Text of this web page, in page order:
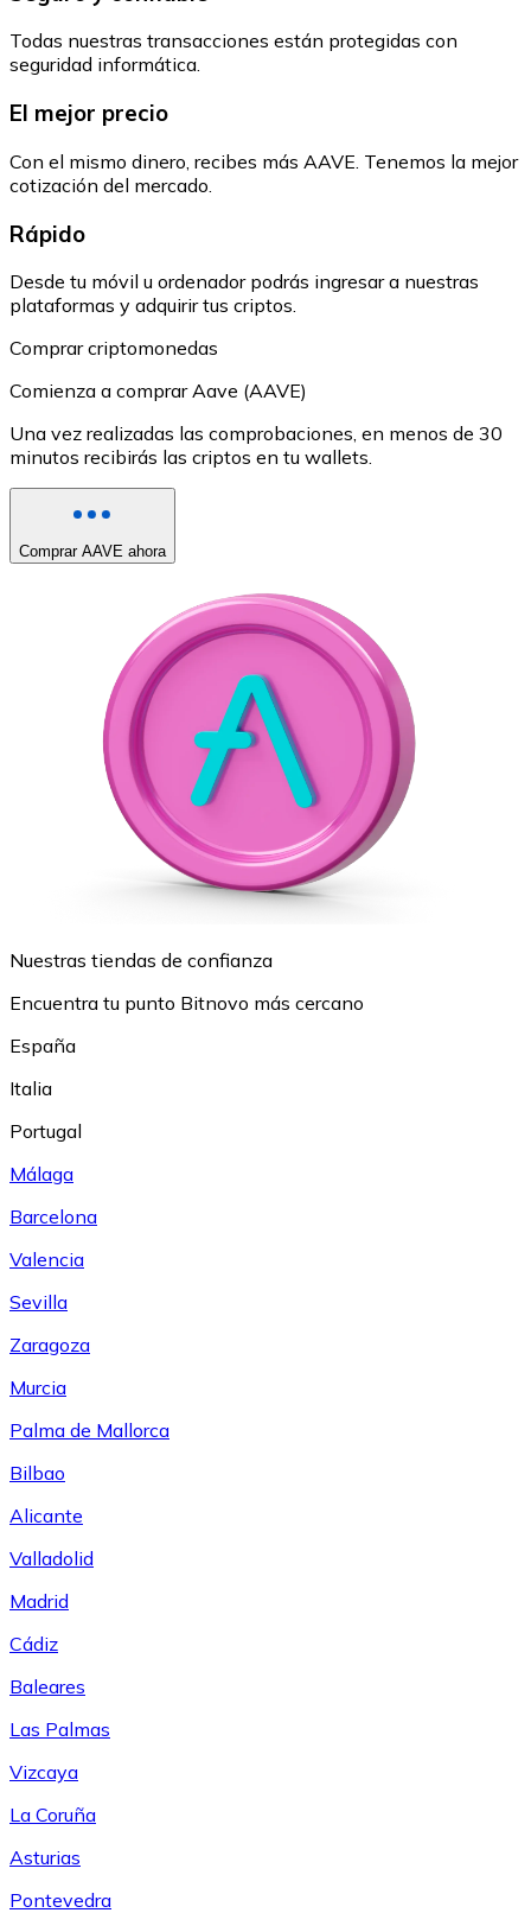
Todas nuestras transacciones están protegidas con
seguridad informática.
El mejor precio
Con el mismo dinero, recibes más AAVE. Tenemos la mejor
cotización del mercado.
Rápido
Desde tu móvil u ordenador podrás ingresar a nuestras
plataformas y adquirir tus criptos.
Comprar criptomonedas
Comienza a comprar Aave (AAVE)
Una vez realizadas las comprobaciones, en menos de 30
minutos recibirás las criptos en tu wallets.
Comprar AAVE ahora
Nuestras tiendas de confianza
Encuentra tu punto Bitnovo más cercano
España
Italia
Portugal
Málaga
Barcelona
Valencia
Sevilla
Zaragoza
Murcia
Palma de Mallorca
Bilbao
Alicante
Valladolid
Madrid
Cádiz
Baleares
Las Palmas
Vizcaya
La Coruña
Asturias
Pontevedra